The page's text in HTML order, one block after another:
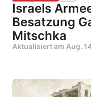
Israels
Besatzung
Mitschka
Aktualisiert am Aug.